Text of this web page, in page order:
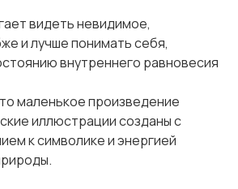
видеть невидимое,
и лучше понимать себя,
внутреннего равновесия
маленькое произведение
иллюстрации созданы с
к символике и энергией